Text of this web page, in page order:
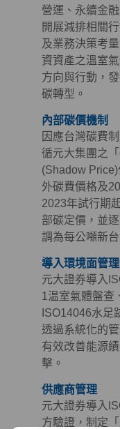
營運、永續金
開展減排相關
及業務決策考
資資產之溫室
方向與行動，
碳轉型。
內部碳價機制
因應台灣碳費
循元大集團之
(Shadow
外碳費價格及
2023年試行期
部碳定價，並
調為每公噸新
導入環境面管
元大證券導入
1温室氣體盤查
ISO14046水足
透過系統化的
有效改善能源
擊。
供應商管理
元大證券導入
方驗證，制定